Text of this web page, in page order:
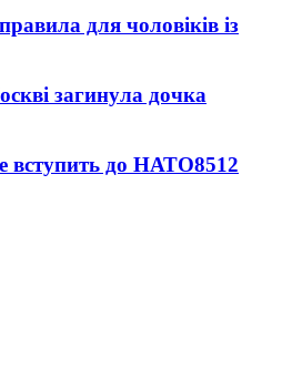
для чоловіків із
загинула дочка
вступить до НАТО8512